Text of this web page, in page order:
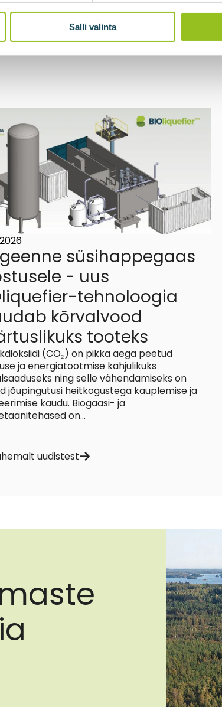
Salli valinta
süsihappegaas
- uus
tehnoloogia
kõrvalvood
tooteks
(CO₂) on pikka aega peetud
ja energiatootmise kahjulikuks
ning selle vähendamiseks on
jõupingutusi heitkogustega kauplemise ja
kaudu. Biogaasi- ja
on...
uudistest